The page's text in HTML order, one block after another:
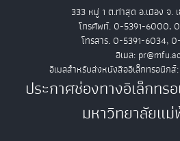
333 หมู่ 1 ต.ท่าสุด อ.เมือง จ.
โทรศัพท์. 0-5391-6000,
โทรสาร. 0-5391-6034,
อีเมล:
อีเมลสำหรับส่งหนังสืออิเล็กทรอนิก
ประกาศช่องทางอิเล็กท
มหาวิทยาลัยแ